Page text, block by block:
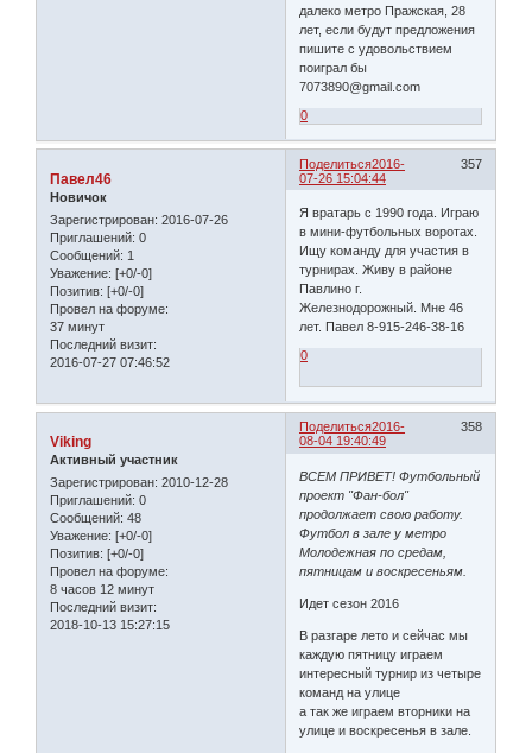
далеко метро Пражская, 28
лет, если будут предложения
пишите с удовольствием
поиграл бы
7073890@gmail.com
0
Поделиться 357
2016-
07-26 15:04:44
Павел46
Новичок
Зарегистрирован: 2016-07-26
Приглашений: 0
Сообщений: 1
Уважение: [+0/-0]
Позитив: [+0/-0]
Провел на форуме:
37 минут
Последний визит:
2016-07-27 07:46:52
Я вратарь с 1990 года. Играю
в мини-футбольных воротах.
Ищу команду для участия в
турнирах. Живу в районе
Павлино г.
Железнодорожный. Мне 46
лет. Павел 8-915-246-38-16
0
Поделиться 358
2016-
08-04 19:40:49
Viking
Активный участник
Зарегистрирован: 2010-12-28
Приглашений: 0
Сообщений: 48
Уважение: [+0/-0]
Позитив: [+0/-0]
Провел на форуме:
8 часов 12 минут
Последний визит:
2018-10-13 15:27:15
ВСЕМ ПРИВЕТ! Футбольный
проект "Фан-бол"
продолжает свою работу.
Футбол в зале у метро
Молодежная по средам,
пятницам и воскресеньям.
Идет сезон 2016
В разгаре лето и сейчас мы
каждую пятницу играем
интересный турнир из четыре
команд на улице
а так же играем вторники на
улице и воскресенья в зале.